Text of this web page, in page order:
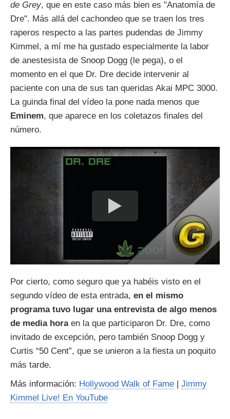
de Grey, que en este caso más bien es "Anatomía de
Dre". Más allá del cachondeo que se traen los tres
raperos respecto a las partes pudendas de Jimmy
Kimmel, a mí me ha gustado especialmente la labor
de anestesista de Snoop Dogg (le pega), o el
momento en el que Dr. Dre decide intervenir al
paciente con una de sus tan queridas Akai MPC 3000.
La guinda final del vídeo la pone nada menos que
Eminem, que aparece en los coletazos finales del
número.
Por cierto, como seguro que ya habéis visto en el
segundo vídeo de esta entrada, en el mismo
programa tuvo lugar una entrevista de algo menos
de media horaen la que participaron Dr. Dre, como
invitado de excepción, pero también Snoop Dogg y
Curtis “50 Cent”, que se unieron a la fiesta un poquito
más tarde.
Más información: Hollywood Walk of Fame
Jimmy
Kimmel Live! En YouTube